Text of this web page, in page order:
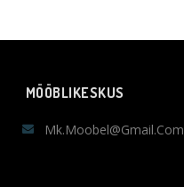
MÖÖBLIKESKUS
Mk.moobel@gmail.com